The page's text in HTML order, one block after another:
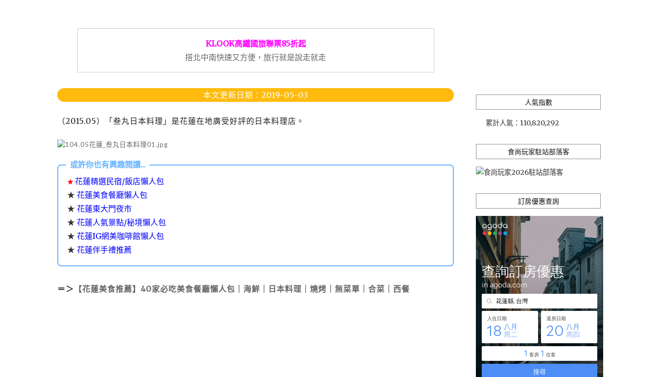
KLOOK高鐵國旅聯票85折起
搭北中南快速又方便，旅行就是說走就走
本文更新日期：2019-05-03
（2015.05）「叁丸日本料理」是花蓮在地廣受好評的日本料理店。
★花蓮精選民宿/飯店懶人包
★ 花蓮美食餐廳懶人包
★ 花蓮東大門夜市
★ 花蓮人氣景點/秘境懶人包
★ 花蓮IG網美咖啡館懶人包
★ 花蓮伴手禮推薦
＝＞ 【花蓮美食推薦】40家必吃美食餐廳懶人包｜海鮮｜日本料理｜燒烤｜無菜單｜合菜｜西餐
人氣指數
累計人氣： 110,820,292
食尚玩家駐站部落客
訂房優惠查詢